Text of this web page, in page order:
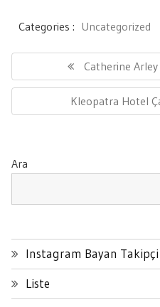
Categories : Uncategorized
Previous
Post:
Catherine
Next
Post:
Kleopatra Hotel
Ara
Instagram Bayan Takipçi
Liste